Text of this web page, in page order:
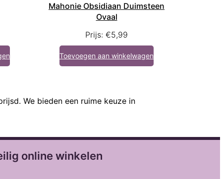
Mahonie Obsidiaan Duimsteen
Ovaal
Prijs: €5,99
Toevoegen aan winkelwagen
We bieden een ruime keuze in
online winkelen